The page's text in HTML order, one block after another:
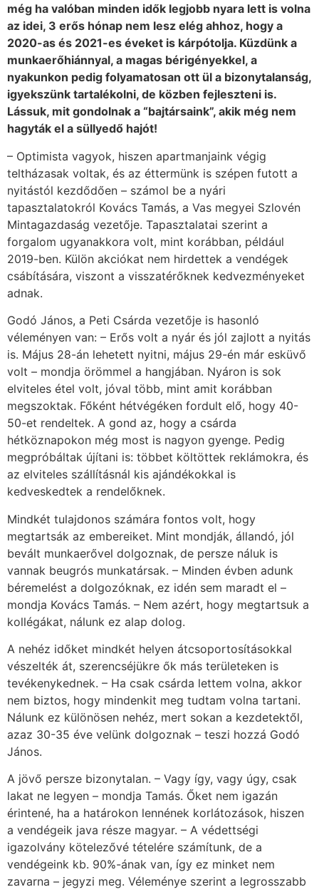
még ha valóban minden idők legjobb nyara lett is volna
az idei, 3 erős hónap nem lesz elég ahhoz, hogy a
2020-as és 2021-es éveket is kárpótolja. Küzdünk a
munkaerőhiánnyal, a magas bérigényekkel, a
nyakunkon pedig folyamatosan ott ül a bizonytalanság,
igyekszünk tartalékolni, de közben fejleszteni is.
Lássuk, mit gondolnak a “bajtársaink”, akik még nem
hagyták el a süllyedő hajót!
– Optimista vagyok, hiszen apartmanjaink végig
teltházasak voltak, és az éttermünk is szépen futott a
nyitástól kezdődően – számol be a nyári
tapasztalatokról Kovács Tamás, a Vas megyei Szlovén
Mintagazdaság vezetője. Tapasztalatai szerint a
forgalom ugyanakkora volt, mint korábban, például
2019-ben. Külön akciókat nem hirdettek a vendégek
csábítására, viszont a visszatérőknek kedvezményeket
adnak.
Godó János, a Peti Csárda vezetője is hasonló
véleményen van: – Erős volt a nyár és jól zajlott a nyitás
is. Május 28-án lehetett nyitni, május 29-én már esküvő
volt – mondja örömmel a hangjában. Nyáron is sok
elviteles étel volt, jóval több, mint amit korábban
megszoktak. Főként hétvégéken fordult elő, hogy 40-
50-et rendeltek. A gond az, hogy a csárda
hétköznapokon még most is nagyon gyenge. Pedig
megpróbáltak újítani is: többet költöttek reklámokra, és
az elviteles szállításnál kis ajándékokkal is
kedveskedtek a rendelőknek.
Mindkét tulajdonos számára fontos volt, hogy
megtartsák az embereiket. Mint mondják, állandó, jól
bevált munkaerővel dolgoznak, de persze náluk is
vannak beugrós munkatársak. – Minden évben adunk
béremelést a dolgozóknak, ez idén sem maradt el –
mondja Kovács Tamás. – Nem azért, hogy megtartsuk a
kollégákat, nálunk ez alap dolog.
A nehéz időket mindkét helyen átcsoportosításokkal
vészelték át, szerencséjükre ők más területeken is
tevékenykednek. – Ha csak csárda lettem volna, akkor
nem biztos, hogy mindenkit meg tudtam volna tartani.
Nálunk ez különösen nehéz, mert sokan a kezdetektől,
azaz 30-35 éve velünk dolgoznak – teszi hozzá Godó
János.
A jövő persze bizonytalan. – Vagy így, vagy úgy, csak
lakat ne legyen – mondja Tamás. Őket nem igazán
érintené, ha a határokon lennének korlátozások, hiszen
a vendégeik java része magyar. – A védettségi
igazolvány kötelezővé tételére számítunk, de a
vendégeink kb. 90%-ának van, így ez minket nem
zavarna – jegyzi meg. Véleménye szerint a legrosszabb